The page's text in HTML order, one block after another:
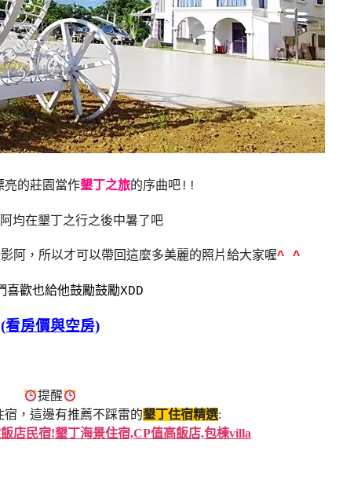
亮的莊園當作墾丁之旅的序曲吧!!
均在墾丁之行之後中暑了吧
阿，所以才可以帶回這麼多美麗的照片給大家喔^ ^
喜歡也給他鼓勵鼓勵XDD
(看房價與空房)
提醒
，這邊有推薦不踩雷的墾丁住宿精選:
店民宿!墾丁海景住宿,CP值高飯店,包棟villa